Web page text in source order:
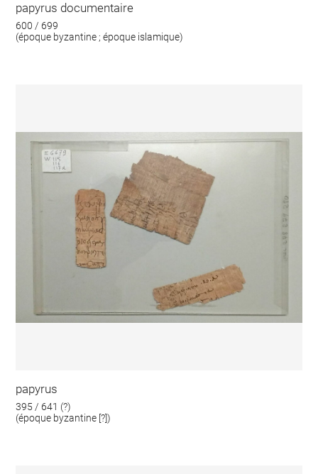
papyrus documentaire
600 / 699
(époque byzantine ; époque islamique)
papyrus
395 / 641 (?)
(époque byzantine [?])